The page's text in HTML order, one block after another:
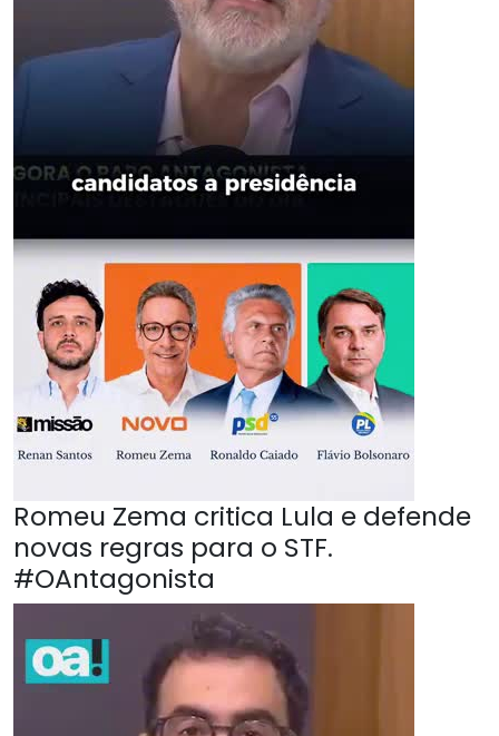
Romeu Zema critica Lula e defende
novas regras para o STF.
#OAntagonista